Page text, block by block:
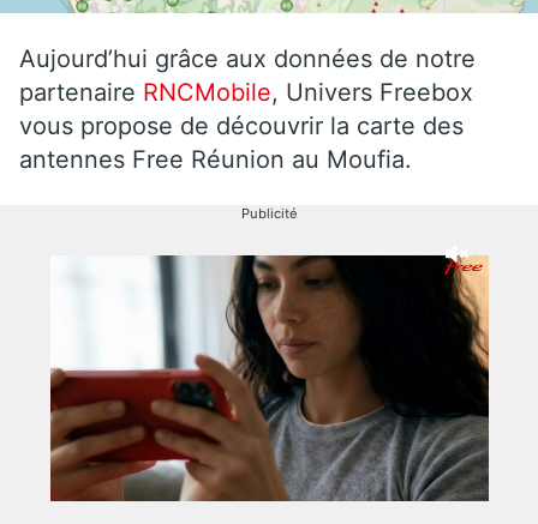
Aujourd’hui grâce aux données de notre
partenaire RNCMobile, Univers Freebox
vous propose de découvrir la carte des
antennes Free Réunion au Moufia.
Publicité